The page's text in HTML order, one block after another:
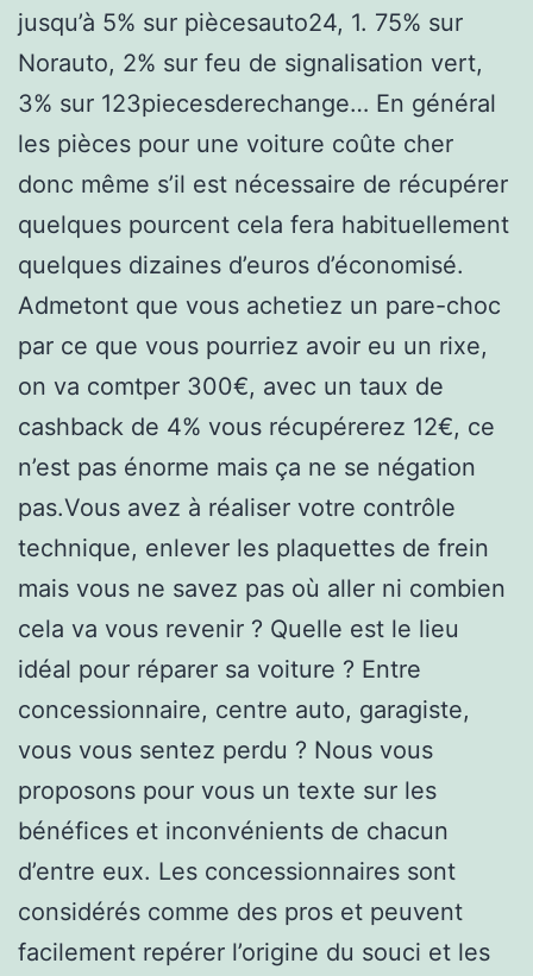
jusqu’à 5% sur piècesauto24, 1. 75% sur
Norauto, 2% sur feu de signalisation vert,
3% sur 123piecesderechange… En général
les pièces pour une voiture coûte cher
donc même s’il est nécessaire de récupérer
quelques pourcent cela fera habituellement
quelques dizaines d’euros d’économisé.
Admetont que vous achetiez un pare-choc
par ce que vous pourriez avoir eu un rixe,
on va comtper 300€, avec un taux de
cashback de 4% vous récupérerez 12€, ce
n’est pas énorme mais ça ne se négation
pas.Vous avez à réaliser votre contrôle
technique, enlever les plaquettes de frein
mais vous ne savez pas où aller ni combien
cela va vous revenir ? Quelle est le lieu
idéal pour réparer sa voiture ? Entre
concessionnaire, centre auto, garagiste,
vous vous sentez perdu ? Nous vous
proposons pour vous un texte sur les
bénéfices et inconvénients de chacun
d’entre eux. Les concessionnaires sont
considérés comme des pros et peuvent
facilement repérer l’origine du souci et les